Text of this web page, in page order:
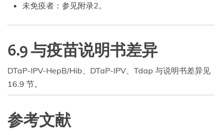
未免疫者：参见附录2。
6.9 与疫苗说明书差异
DTaP-IPV-HepB/Hib、DTaP-IPV、Tdap 与说明书差异见
16.9 节。
参考文献